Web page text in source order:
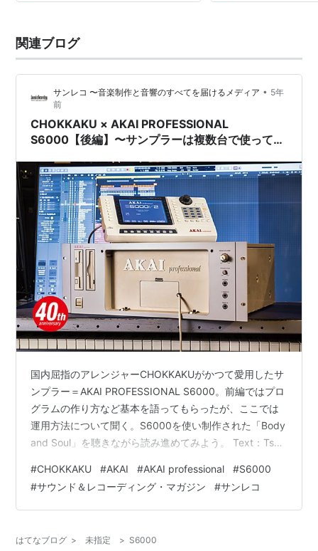
関連ブログ
サンレコ 〜音楽制作と音響のすべてを届けるメディア • 5年
前
CHOKKAKU × AKAI PROFESSIONAL
S6000【後編】〜サンプラーは複数台で使ってナ
国内屈指のアレンジャーCHOKKAKUがかつて愛用したサ
ンプラー＝AKAI PROFESSIONAL S6000。前編ではプロ
グラムの作り方など基本を語ってもらったが、ここでは
運用方法について聞く。S6000を使い制作された「Body
and Soul」を聴きながら読み進めてみよう。 Text：Tsuji.
PROFESSIONAL S6000【前編】はこちら： サンプラ
ー“３台使い”の理由 実はCHOKKAKU、S6000を３台も所
有していたのだとか。「一台をドラム・キット、もう一
#CHOKKAKU #AKAI #AKAI professional #S6000
#サウンド＆レコーディング・マガジン #サンレコ
はてなブログ > 未指定 > S6000